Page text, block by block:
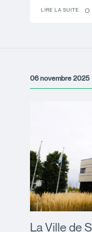
LIRE LA SUITE
06 novembre 2025
La Ville de